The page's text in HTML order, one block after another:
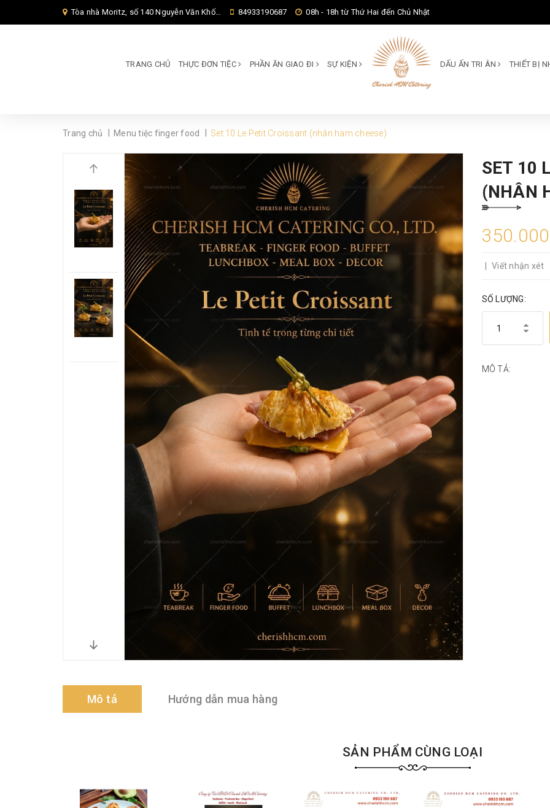
Tòa nhà Moritz, số 140 Nguyễn Văn Khối, Phường Thông Tây Hội, Thành phố Hồ Chí Minh, TP Hồ Chí Minh, 84933190687 08h - 18h từ Thứ Hai đến Chủ Nhật
TRANG CHỦ THỰC ĐƠN TIỆC PHẦN ĂN GIAO ĐI SỰ KIỆN DẤU ẤN TRI ÂN THIẾT BỊ
Trang chủ Menu tiệc finger food Set 10 Le Petit Croissant (nhân ham cheese)
SET 10
(NHÂN
Viết nhận xét
SỐ LƯỢNG:
MÔ TẢ:
Mô tả Hướng dẫn mua hàng
SẢN PHẨM CÙNG LOẠI